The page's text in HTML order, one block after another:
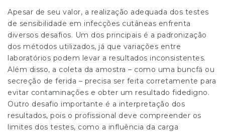
Apesar de seu valor, a realização adequada dos testes
de sensibilidade em infecções cutâneas enfrenta
diversos desafios. Um dos principais é a padronização
dos métodos utilizados, já que variações entre
laboratórios podem levar a resultados inconsistentes.
Além disso, a coleta da amostra – como uma buncfă ou
secreção de ferida – precisa ser feita corretamente para
evitar contaminações e obter um resultado fidedigno.
Outro desafio importante é a interpretação dos
resultados, pois o profissional deve compreender os
limites dos testes, como a influência da carga